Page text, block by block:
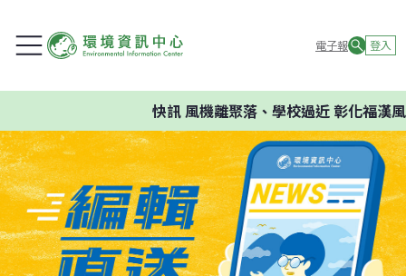
電子報 登入
快訊風機離聚落、學校過近 彰化福漢風